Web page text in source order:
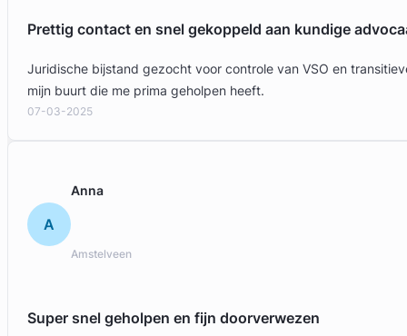
Prettig contact en snel gekoppeld aan kundige
Juridische bijstand gezocht voor controle van VSO en
mijn buurt die me prima geholpen heeft.
07-03-2025
A
Anna
Amstelveen
Super snel geholpen en fijn doorverwezen